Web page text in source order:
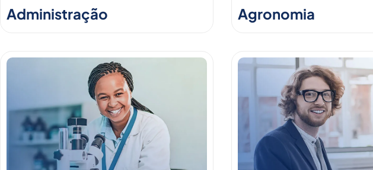
Administração Agronomia